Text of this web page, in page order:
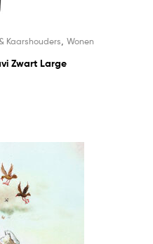
Kaarshouders Wonen
Zwart Large